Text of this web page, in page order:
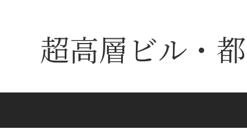
超高層ビル・